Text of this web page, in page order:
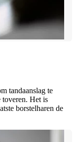
tandaanslag te
toveren. Het is
borstelharen de